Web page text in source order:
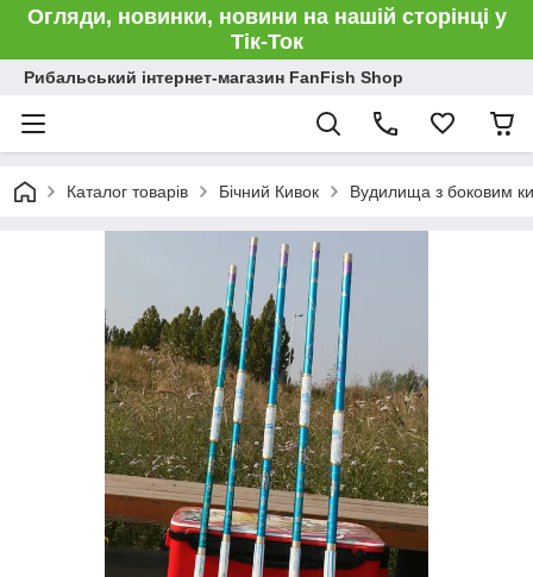
Огляди, новинки, новини на нашій сторінці у
Тік-Ток
Рибальський інтернет-магазин FanFish Shop
Каталог товарів Бічний Кивок Вудилища з боковим